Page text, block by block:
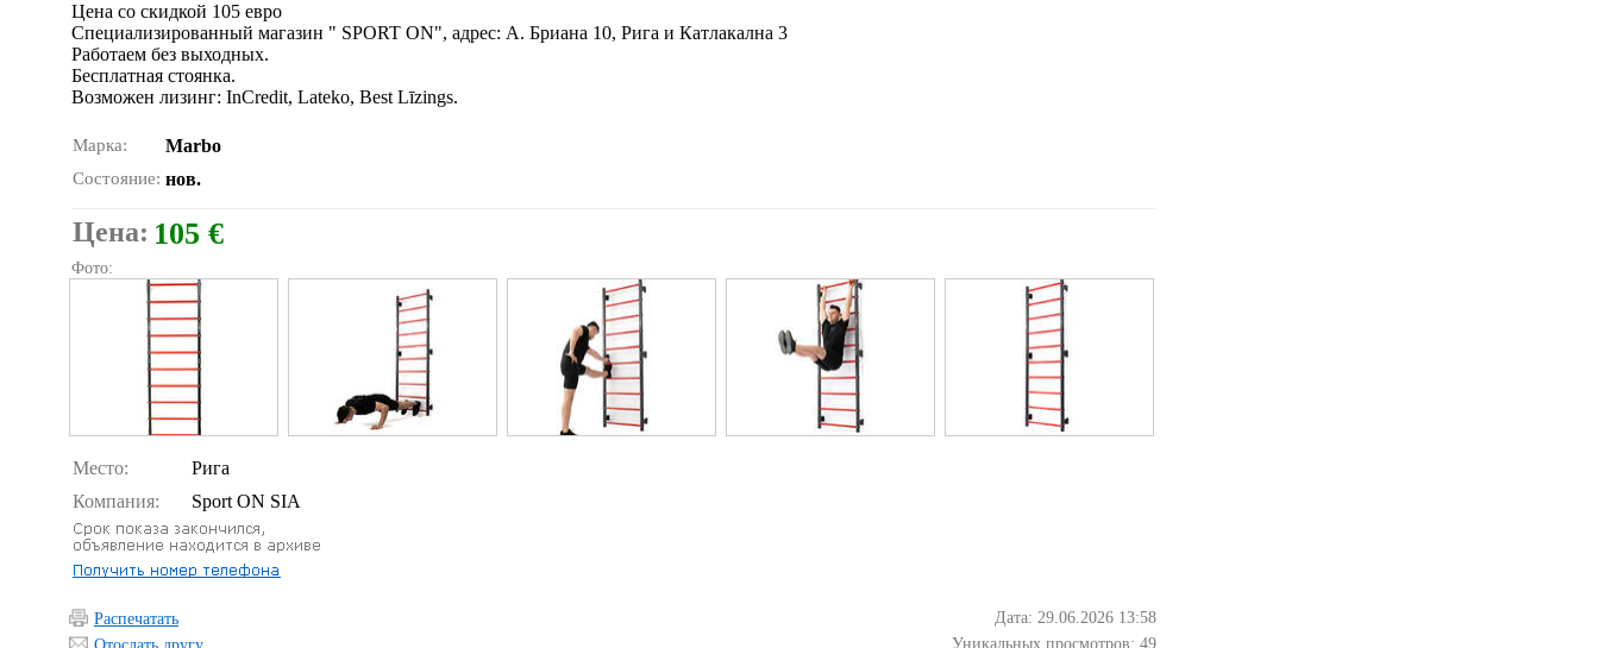
Цена со скидкой 105 еврo
Специализированный магазин " SPORT ON", адрес: А. Бриана 10, Рига и Катлакална 3
Работаем без выходных.
Бесплатная стоянка.
Bозможен лизинг: InCredit, Lateko, Best Līzings.
Марка: Marbo
Состояние: нов.
Цена: 105 €
Фото:
Место:
Рига
Компания:
Sport ON SIA
Распечатать
Дата: 29.06.2026 13:58
Уникальных просмотров: 49